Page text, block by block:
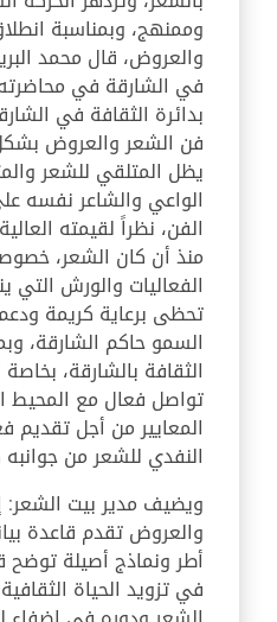
وممنهج، وبمناسبة
والعروض، قال محمد
في الشارقة في
بدائرة الثقافة في
فن الشعر والعروض
يظل المتلقي للشعر
الواعي والشاعر نفسه
الفن، نظراً لقيمته
منذ أن كان الشعر،
الفعاليات والورش
تحظى برعاية كريمة
السمو حاكم الشارقة،
الثقافة بالشارقة،
تواصل فعال مع
المعايير من أجل تقديم
النفدي للشعر من
ويضيف مدير بيت
والعروض تقدم قاعدة
أطر ونماذج أصيلة
في تزويد الحياة